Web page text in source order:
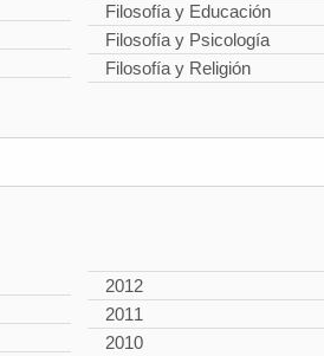
Filosofía y Educación
Filosofía y Psicología
Filosofía y Religión
2012
2011
2010